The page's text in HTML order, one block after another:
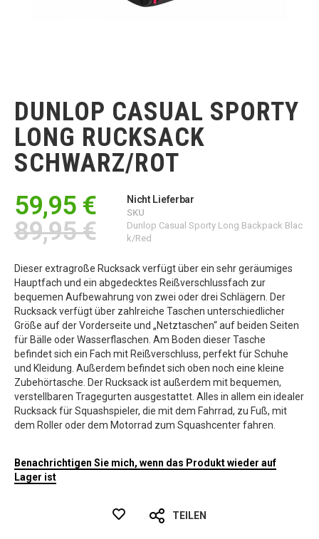
Bildgalerie
springen
DUNLOP CASUAL SPORTY
LONG RUCKSACK
SCHWARZ/ROT
59,95 €
89,95 €
Nicht Lieferbar
SKU
Dunlop Casual Sporty Long Backpack Blac
k/Red
Dieser extragroße Rucksack verfügt über ein sehr geräumiges
Hauptfach und ein abgedecktes Reißverschlussfach zur
bequemen Aufbewahrung von zwei oder drei Schlägern. Der
Rucksack verfügt über zahlreiche Taschen unterschiedlicher
Größe auf der Vorderseite und „Netztaschen“ auf beiden Seiten
für Bälle oder Wasserflaschen. Am Boden dieser Tasche
befindet sich ein Fach mit Reißverschluss, perfekt für Schuhe
und Kleidung. Außerdem befindet sich oben noch eine kleine
Zubehörtasche. Der Rucksack ist außerdem mit bequemen,
verstellbaren Tragegurten ausgestattet. Alles in allem ein idealer
Rucksack für Squashspieler, die mit dem Fahrrad, zu Fuß, mit
dem Roller oder dem Motorrad zum Squashcenter fahren.
Benachrichtigen Sie mich, wenn das Produkt wieder auf
Lager ist
TEILEN